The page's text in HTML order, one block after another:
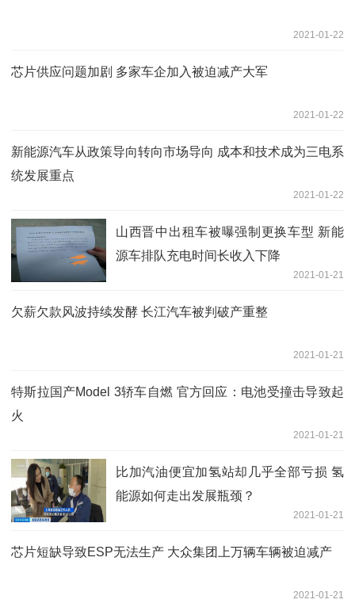
2021-01-22
芯片供应问题加剧 多家车企加入被迫减产大军
2021-01-22
新能源汽车从政策导向转向市场导向 成本和技术成为三电系
统发展重点
2021-01-22
山西晋中出租车被曝强制更换车型 新能
源车排队充电时间长收入下降
2021-01-21
欠薪欠款风波持续发酵 长江汽车被判破产重整
2021-01-21
特斯拉国产Model 3轿车自燃 官方回应：电池受撞击导致起
火
2021-01-21
比加汽油便宜加氢站却几乎全部亏损 氢
能源如何走出发展瓶颈？
2021-01-21
芯片短缺导致ESP无法生产 大众集团上万辆车辆被迫减产
2021-01-21